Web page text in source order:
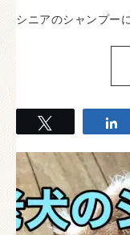
シニアのシャンプ